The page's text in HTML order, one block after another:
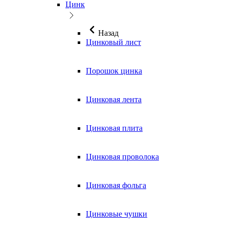
Цинк
Назад
Цинковый лист
Порошок цинка
Цинковая лента
Цинковая плита
Цинковая проволока
Цинковая фольга
Цинковые чушки